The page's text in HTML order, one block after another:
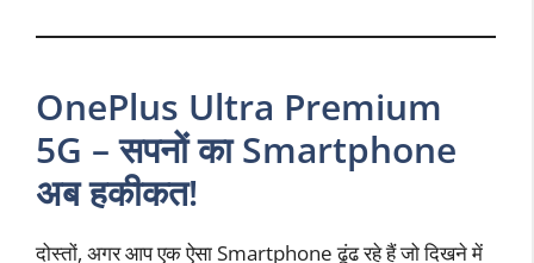
OnePlus Ultra Premium
5G – सपनों का Smartphone
अब हकीकत!
दोस्तों, अगर आप एक ऐसा Smartphone ढूंढ रहे हैं जो दिखने में